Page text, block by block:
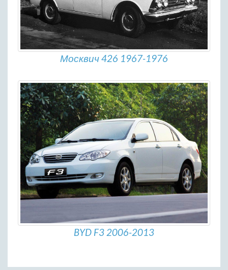
Москвич 426 1967-1976
BYD F3 2006-2013